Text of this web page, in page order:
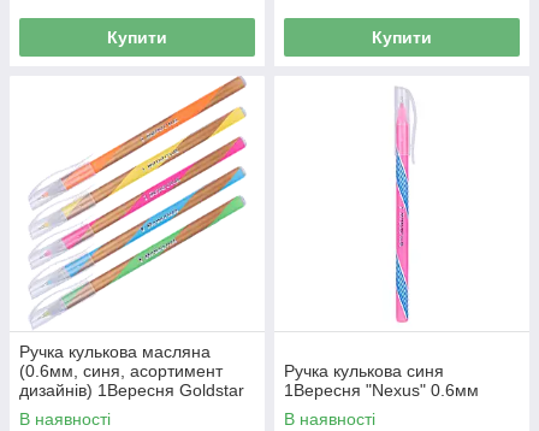
Купити Купити
Ручка кулькова масляна
(0.6мм, синя, асортимент
дизайнів) 1Вересня Goldstar
411826
В наявності
Ручка кулькова синя
1Вересня "Nexus" 0.6мм
В наявності